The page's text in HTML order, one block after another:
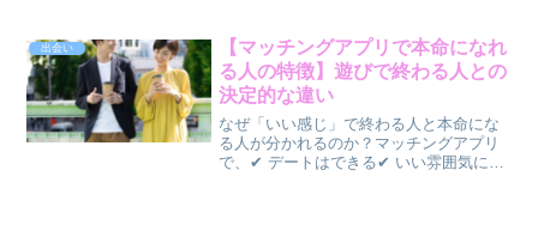
ます。この記事では、✅ 2回目デートにつ
ながる人の...
出会い
【マッチングアプリで本命になれ
る人の特徴】遊びで終わる人との
決定的な違い
なぜ「いい感じ」で終わる人と本命にな
る人が分かれるのか？マッチングアプリ
で、✔ デートはできる✔ いい雰囲気にな